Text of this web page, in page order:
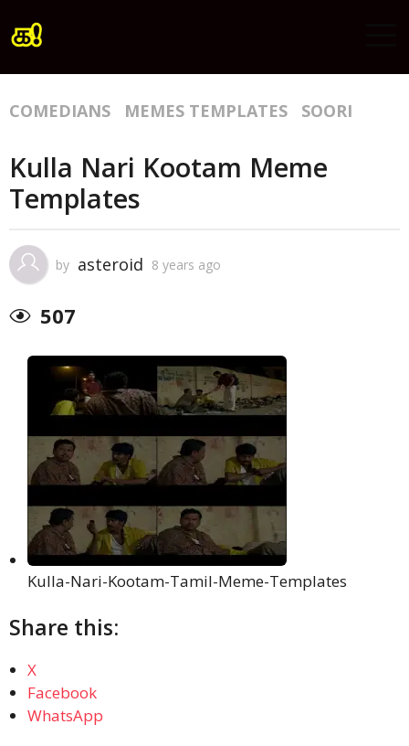
COMEDIANS MEMES TEMPLATES SOORI
Kulla Nari Kootam Meme
Templates
by asteroid 8 years ago
507
Kulla-Nari-Kootam-Tamil-Meme-Templates
Share this:
X
Facebook
WhatsApp